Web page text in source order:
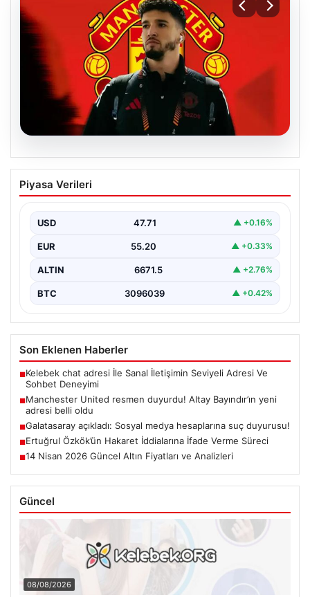
Manchester United resmen duyurdu!
Altay Bayındır’ın yeni adresi belli oldu
Piyasa Verileri
USD 47.71 ▲ +0.16%
EUR 55.20 ▲ +0.33%
ALTIN 6671.5 ▲ +2.76%
BTC 3096039 ▲ +0.42%
Son Eklenen Haberler
■Kelebek chat adresi İle Sanal İletişimin Seviyeli Adresi Ve
Sohbet Deneyimi
■Manchester United resmen duyurdu! Altay Bayındır’ın yeni
adresi belli oldu
■Galatasaray açıkladı: Sosyal medya hesaplarına suç duyurusu!
■Ertuğrul Özkök’ün Hakaret İddialarına İfade Verme Süreci
■14 Nisan 2026 Güncel Altın Fiyatları ve Analizleri
Güncel
08/08/2026